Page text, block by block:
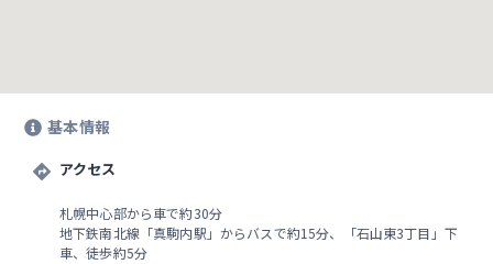
基本情報
アクセス
札幌中心部から車で約30分
地下鉄南北線「真駒内駅」からバスで約15分、「石山東3丁目」下
車、徒歩約5分